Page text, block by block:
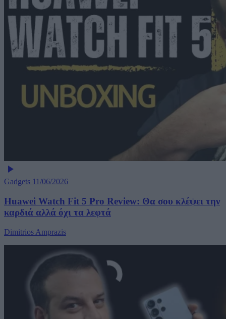
Gadgets 11/06/2026
Huawei Watch Fit 5 Pro Review: Θα σου κλέψει την
καρδιά αλλά όχι τα λεφτά
Dimitrios Amprazis